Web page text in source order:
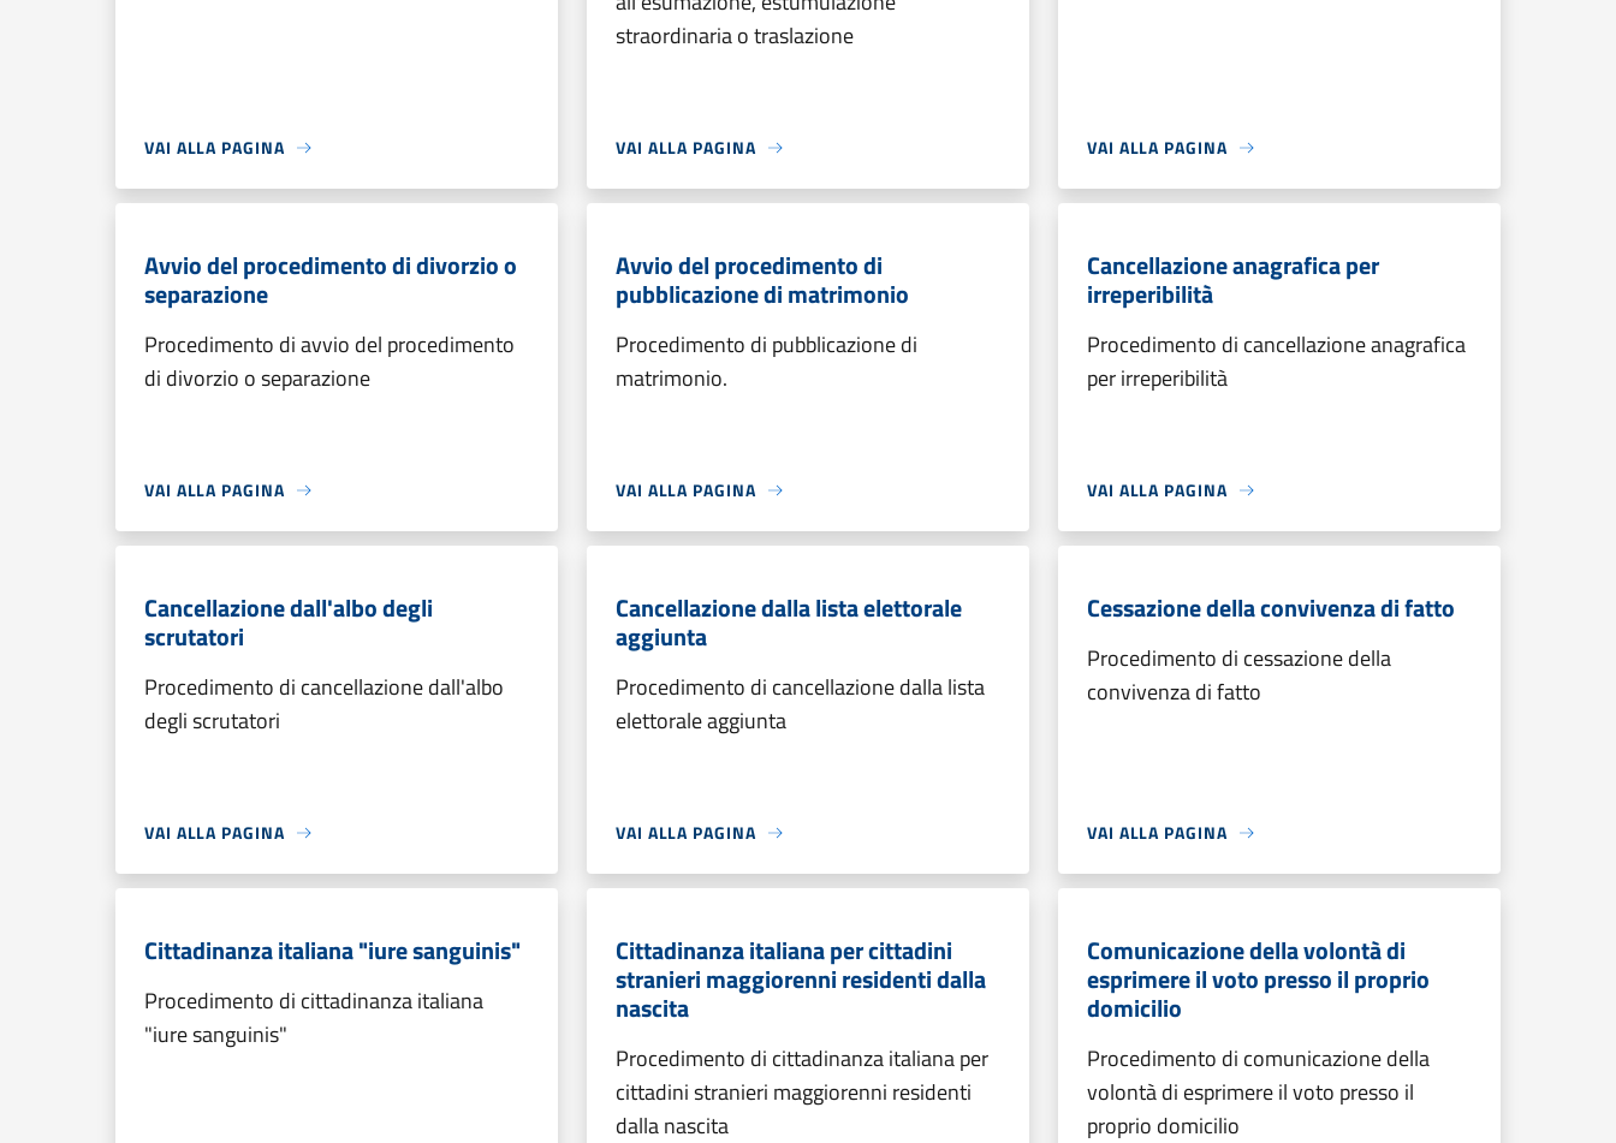
VAI ALLA PAGINA
straordinaria o traslazione
VAI ALLA PAGINA VAI ALLA PAGINA
Avvio del procedimento di divorzio o
separazione
Procedimento di avvio del procedimento
di divorzio o separazione
VAI ALLA PAGINA
Avvio del procedimento di
pubblicazione di matrimonio
Procedimento di pubblicazione di
matrimonio.
VAI ALLA PAGINA
Cancellazione anagrafica per
irreperibilità
Procedimento di cancellazione anagrafica
per irreperibilità
VAI ALLA PAGINA
Cancellazione dall'albo degli
scrutatori
Procedimento di cancellazione dall'albo
degli scrutatori
VAI ALLA PAGINA
Cancellazione dalla lista elettorale
aggiunta
Procedimento di cancellazione dalla lista
elettorale aggiunta
VAI ALLA PAGINA
Cessazione della convivenza di fatto
Procedimento di cessazione della
convivenza di fatto
VAI ALLA PAGINA
Cittadinanza italiana "iure sanguinis"
Procedimento di cittadinanza italiana
"iure sanguinis"
Cittadinanza italiana per cittadini
stranieri maggiorenni residenti dalla
nascita
Procedimento di cittadinanza italiana per
cittadini stranieri maggiorenni residenti
dalla nascita
Comunicazione della volontà di
esprimere il voto presso il proprio
domicilio
Procedimento di comunicazione della
volontà di esprimere il voto presso il
proprio domicilio